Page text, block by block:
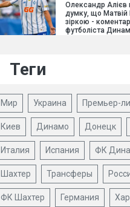
Олександр Алієв
думку, що Матвій
зіркою -
футболіста
Теги
Мир Украина Премьер-
Киев Динамо Донецк
Италия Испания ФК
Шахтер Трансферы
ФК Шахтер Германия